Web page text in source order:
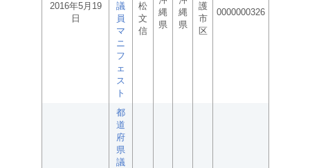
2016年5月19
日
議
員
マ
ニ
フ
ェ
ス
ト
松
文
信
縄
県
縄
県
護
市
区
0000000326
都
道
府
県
議